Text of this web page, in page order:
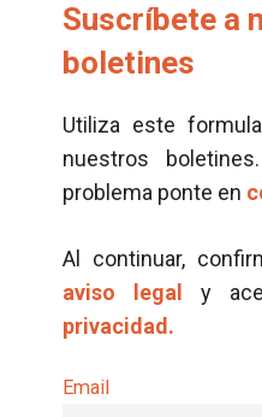
Suscríbete a
boletines
Utiliza este
nuestros
problema ponte en
Al continuar,
aviso legal
y
privacidad.
Email